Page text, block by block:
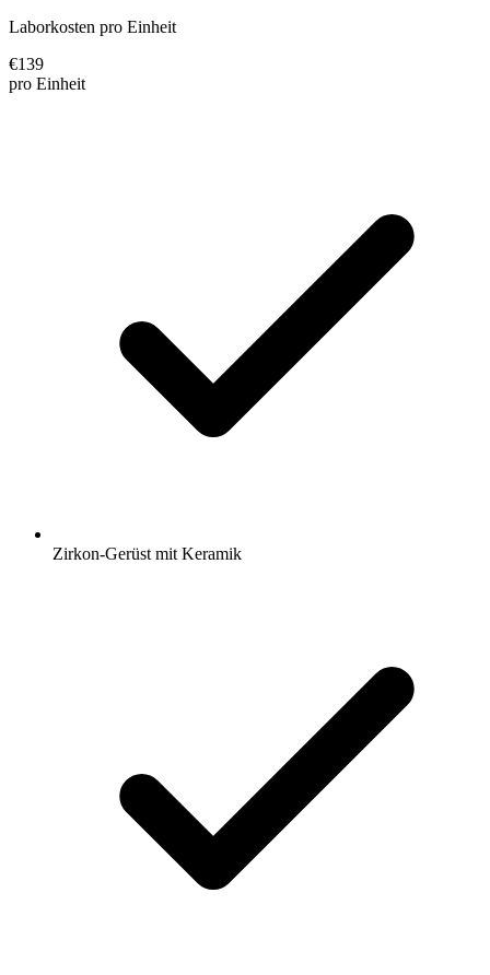
Laborkosten pro Einheit
€139
pro Einheit
Zirkon-Gerüst mit Keramik